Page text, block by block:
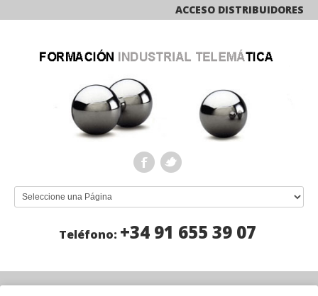
ACCESO DISTRIBUIDORES
Teléfono: +34 91 655 39 07